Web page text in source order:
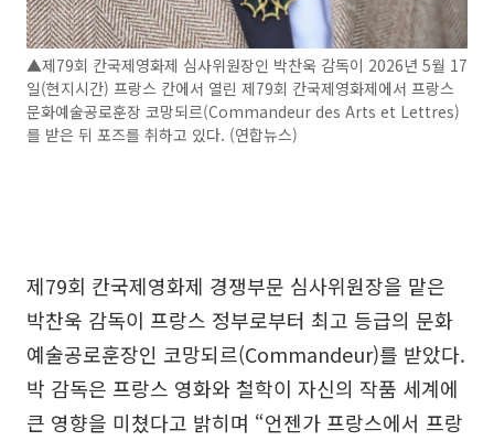
▲제79회 칸국제영화제 심사위원장인 박찬욱 감독이 2026년 5월 17
일(현지시간) 프랑스 칸에서 열린 제79회 칸국제영화제에서 프랑스
문화예술공로훈장 코망되르(Commandeur des Arts et Lettres)
를 받은 뒤 포즈를 취하고 있다. (연합뉴스)
제79회 칸국제영화제 경쟁부문 심사위원장을 맡은
박찬욱 감독이 프랑스 정부로부터 최고 등급의 문화
예술공로훈장인 코망되르(Commandeur)를 받았다.
박 감독은 프랑스 영화와 철학이 자신의 작품 세계에
큰 영향을 미쳤다고 밝히며 “언젠가 프랑스에서 프랑